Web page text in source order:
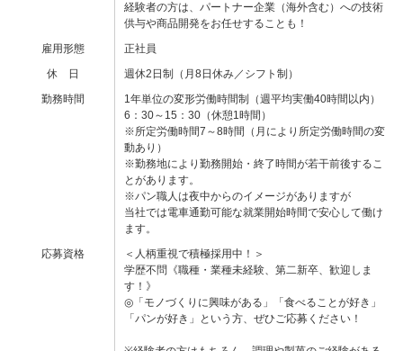
経験者の方は、パートナー企業（海外含む）への技術
供与や商品開発をお任せすることも！
雇用形態
正社員
休 日
週休2日制（月8日休み／シフト制）
勤務時間
1年単位の変形労働時間制（週平均実働40時間以内）
6：30～15：30（休憩1時間）
※所定労働時間7～8時間（月により所定労働時間の変
動あり）
※勤務地により勤務開始・終了時間が若干前後するこ
とがあります。
※パン職人は夜中からのイメージがありますが
当社では電車通勤可能な就業開始時間で安心して働け
ます。
応募資格
＜人柄重視で積極採用中！＞
学歴不問《職種・業種未経験、第二新卒、歓迎しま
す！》
◎「モノづくりに興味がある」「食べることが好き」
「パンが好き」という方、ぜひご応募ください！